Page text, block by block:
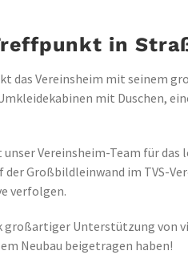
in
das Vereinsheim mit seinem
mit Duschen,
Vereinsheim-Team für das
Großbildleinwand im TVS-
verfolgen.
großartiger Unterstützung von
Neubau beigetragen haben!